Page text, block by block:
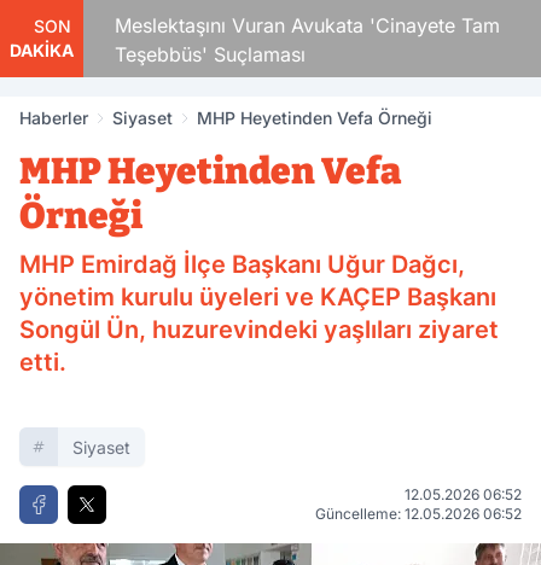
SON
DAKİKA
Meslektaşını Vuran Avukata 'Cinayete Tam
Teşebbüs' Suçlaması
Haberler Siyaset MHP Heyetinden Vefa Örneği
MHP Heyetinden Vefa
Örneği
MHP Emirdağ İlçe Başkanı Uğur Dağcı,
yönetim kurulu üyeleri ve KAÇEP Başkanı
Songül Ün, huzurevindeki yaşlıları ziyaret
etti.
Siyaset
12.05.2026 06:52
Güncelleme: 12.05.2026 06:52